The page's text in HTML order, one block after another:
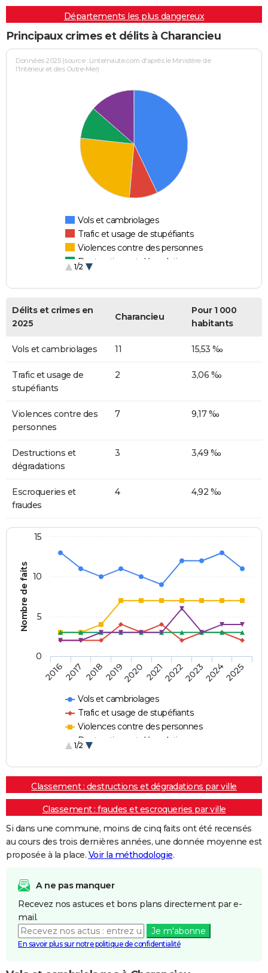
Départements les plus dangereux
Principaux crimes et délits à Charancieu
Données 2025 (source : Linternaute.com d'après le Ministère de
l'Intérieur et des Outre-Mer)
Vols et cambriolages
Trafic et usage de stupéfiants
Violences contre des personnes
Destructions et dégradations
1/2
Délits et crimes en
2025
Charancieu
Pour 1 000
habitants
Vols et cambriolages 11 15,53 ‰
Trafic et usage de
stupéfiants
2 3,06 ‰
Violences contre des
personnes
7 9,17 ‰
Destructions et
dégradations
3 3,49 ‰
Escroqueries et
fraudes
4 4,92 ‰
Nombre de faits
Vols et cambriolages
Trafic et usage de stupéfiants
Violences contre des personnes
Destructions et dégradations
1/2
20162017 20182019202020212022202320242025
0
5
10
15
Classement : destructions et dégradations par ville
Classement : fraudes et escroqueries par ville
Si dans une commune, moins de cinq faits ont été recensés
au cours des trois dernières années, une donnée moyenne est
proposée à la place. Voir la méthodologie.
A ne pas manquer
Recevez nos astuces et bons plans directement par e-
mail.
Je m'abonne
En savoir plus sur notre politique de confidentialité